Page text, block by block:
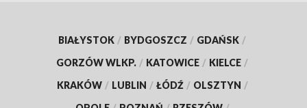
BIAŁYSTOK / BYDGOSZCZ / GDAŃSK /
GORZÓW WLKP. / KATOWICE / KIELCE /
KRAKÓW / LUBLIN / ŁÓDŹ / OLSZTYN /